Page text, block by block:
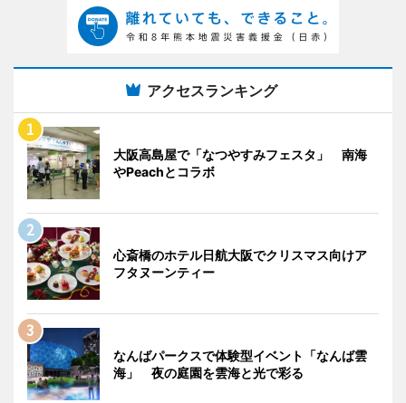
アクセスランキング
大阪高島屋で「なつやすみフェスタ」 南海
やPeachとコラボ
心斎橋のホテル日航大阪でクリスマス向けア
フタヌーンティー
なんばパークスで体験型イベント「なんば雲
海」 夜の庭園を雲海と光で彩る